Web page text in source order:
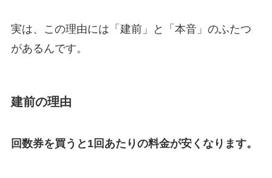
実は、この理由には「建前」と「本音」のふたつ
があるんです。
建前の理由
回数券を買うと1回あたりの料金が安くなります。